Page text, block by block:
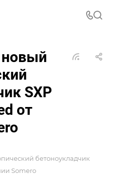
новый
SXP
от
бетоноукладчик
Somero